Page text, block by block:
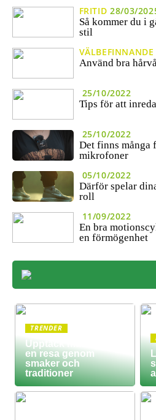
FRITID 28/03/
Så kommer du i
stil
VÄLBEFINNANDE
Använd bra
25/10/2022
Tips för att
25/10/2022
Det finns många
mikrofoner
05/10/2022
Därför spelar
roll
11/09/2022
En bra
en förmögenhet
TRENDER
Upptäck matkultur –
en resa genom
smaker och
traditioner